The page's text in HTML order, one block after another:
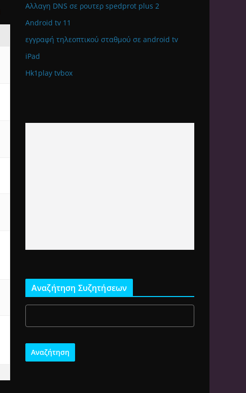
Αλλαγη DNS σε ρουτερ spedprot plus 2
Android tv 11
εγγραφή τηλεοπτικού σταθμού σε android tv
iPad
Hk1play tvbox
Αναζήτηση Συζητήσεων